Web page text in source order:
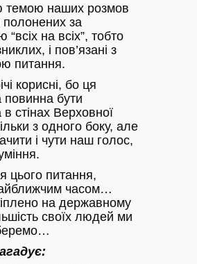
темою наших розмов
полонених за
на всіх”, тобто
і пов’язані з
питання.
корисні, бо ця
бути
в стінах Верховної
з одного боку, але
і чути наш голос,
цього питання,
часом…
на державному
своїх людей ми